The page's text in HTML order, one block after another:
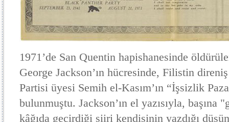
1971’de San Quentin hapishanesinde
George Jackson’ın hücresinde, Filistin
Partisi üyesi Semih el-Kasım’ın “İşsizlik
bulunmuştu. Jackson’ın el yazısıyla, başına
kâğıda geçirdiği şiiri kendisinin yazdığı